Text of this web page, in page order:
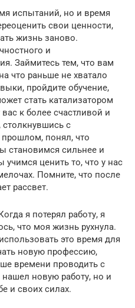
испытаний, но и время
свои ценности,
жизнь заново.
и
Займитесь тем, что вам
что раньше не хватало
пройдите обучение,
стать катализатором
к более счастливой и
с
понял, что
становимся сильнее и
ценить то, что у нас
Помните, что после
рассвет.
я потерял работу, я
что моя жизнь рухнула.
это время для
новую профессию,
времени проводить с
новую работу, но и
и своих силах.